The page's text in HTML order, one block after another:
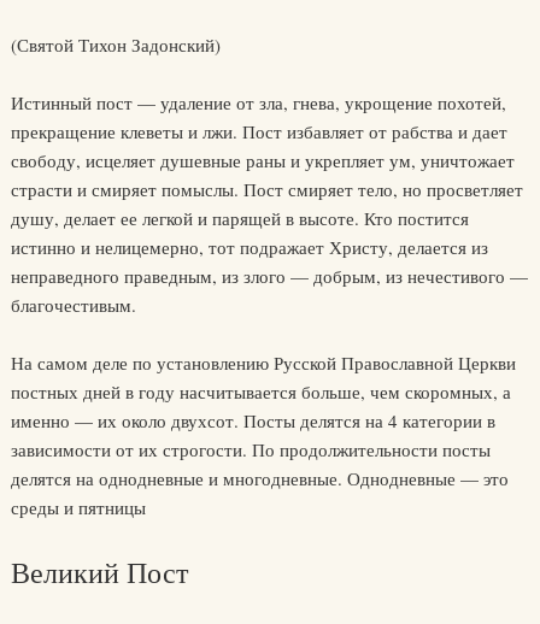
(Святой Тихон Задонский)
Истинный пост — удаление от зла, гнева, укрощение похотей,
прекращение клеветы и лжи. Пост избавляет от рабства и дает
свободу, исцеляет душевные раны и укрепляет ум, уничтожает
страсти и смиряет помыслы. Пост смиряет тело, но просветляет
душу, делает ее легкой и парящей в высоте. Кто постится
истинно и нелицемерно, тот подражает Христу, делается из
неправедного праведным, из злого — добрым, из нечестивого —
благочестивым.
На самом деле по установлению Русской Православной Церкви
постных дней в году насчитывается больше, чем скоромных, а
именно — их около двухсот. Посты делятся на 4 категории в
зависимости от их строгости. По продолжительности посты
делятся на однодневные и многодневные. Однодневные — это
среды и пятницы
Великий Пост